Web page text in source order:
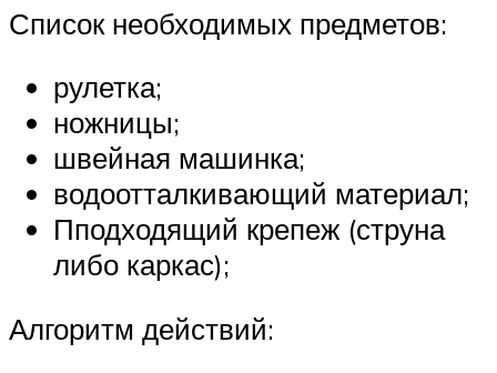
Список необходимых предметов:
рулетка;
ножницы;
швейная машинка;
водоотталкивающий материал;
Пподходящий крепеж (струна
либо каркас);
Алгоритм действий: